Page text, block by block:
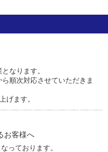
なります。
順次対応させていただきま
げます。
お客様へ
っております。